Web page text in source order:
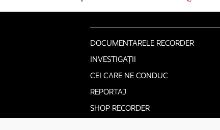
DOCUMENTARELE RECORDER
INVESTIGAȚII
CEI CARE NE CONDUC
REPORTAJ
SHOP RECORDER